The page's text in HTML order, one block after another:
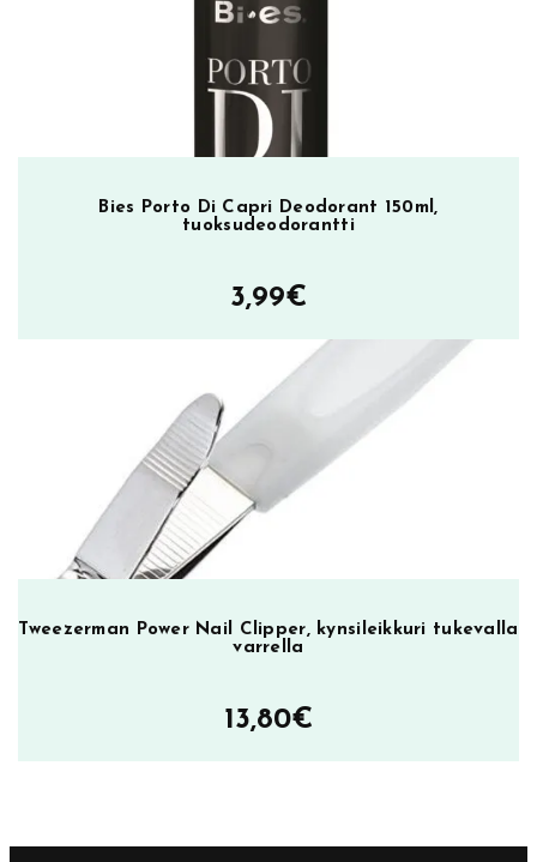
Bies Porto Di Capri Deodorant 150ml,
tuoksudeodorantti
3,99€
Tweezerman Power Nail Clipper, kynsileikkuri tukevalla
varrella
13,80€